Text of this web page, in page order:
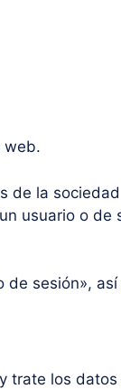
web.
de la
usuario o
sesión»,
trate los